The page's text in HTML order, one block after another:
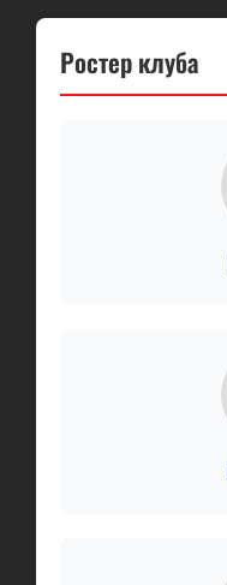
Ростер клуба